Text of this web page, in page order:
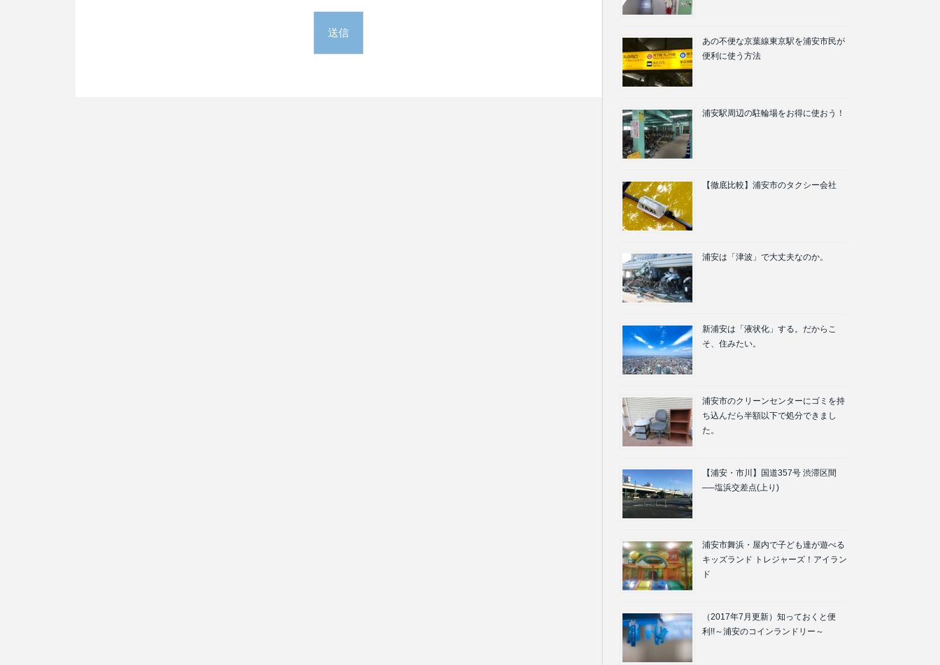
あの不便な京葉線東京駅を浦安市民が
便利に使う方法
浦安駅周辺の駐輪場をお得に使おう！
【徹底比較】浦安市のタクシー会社
浦安は「津波」で大丈夫なのか。
新浦安は「液状化」する。だからこ
そ、住みたい。
浦安市のクリーンセンターにゴミを持
ち込んだら半額以下で処分できまし
た。
【浦安・市川】国道357号 渋滞区間
──塩浜交差点(上り)
浦安市舞浜・屋内で子ども達が遊べる
キッズランド トレジャーズ！アイラン
ド
（2017年7月更新）知っておくと便
利!!～浦安のコインランドリー～